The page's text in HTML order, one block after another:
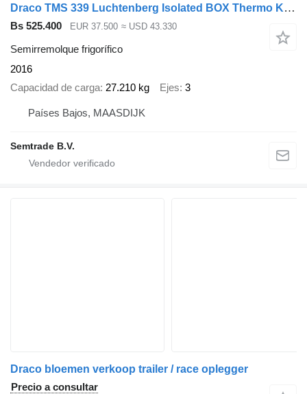
Draco TMS 339 Luchtenberg Isolated BOX Thermo King SLXe 400 Hydrarolls
Bs 525.400 EUR 37.500 ≈ USD 43.330
Semirremolque frigorífico
2016
Capacidad de carga 27.210 kg Ejes 3
Países Bajos, MAASDIJK
Semtrade B.V.
Draco bloemen verkoop trailer / race oplegger
Precio a consultar